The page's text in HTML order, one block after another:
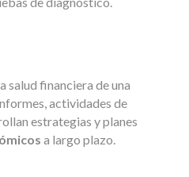
salud financiera de una
actividades de
estrategias y planes
a largo plazo.